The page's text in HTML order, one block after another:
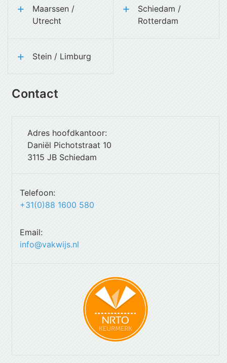
Maarssen /
Utrecht
Schiedam /
Rotterdam
Stein / Limburg
Contact
Adres hoofdkantoor:
Daniël Pichotstraat 10
3115 JB Schiedam
Telefoon:
+31(0)88 1600 580
Email:
info@vakwijs.nl